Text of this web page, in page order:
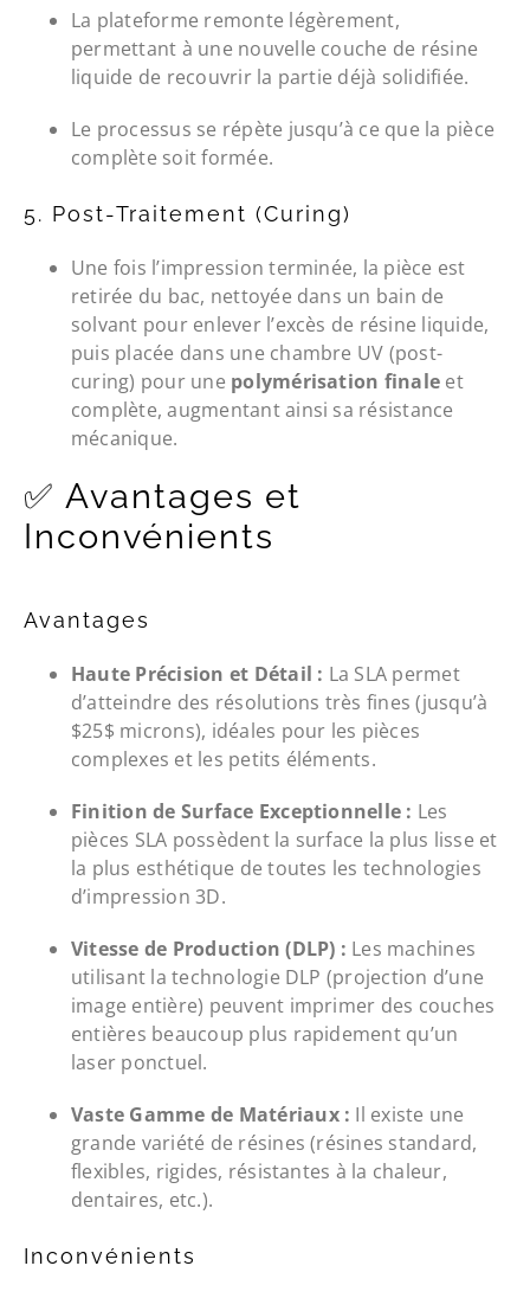
La plateforme remonte légèrement,
permettant à une nouvelle couche de résine
liquide de recouvrir la partie déjà solidifiée.
Le processus se répète jusqu’à ce que la pièce
complète soit formée.
5. Post-Traitement (Curing)
Une fois l’impression terminée, la pièce est
retirée du bac, nettoyée dans un bain de
solvant pour enlever l’excès de résine liquide,
puis placée dans une chambre UV (post-
curing) pour une polymérisation finale et
complète, augmentant ainsi sa résistance
mécanique.
✅ Avantages et
Inconvénients
Avantages
Haute Précision et Détail : La SLA permet
d’atteindre des résolutions très fines (jusqu’à
$25$ microns), idéales pour les pièces
complexes et les petits éléments.
Finition de Surface Exceptionnelle : Les
pièces SLA possèdent la surface la plus lisse et
la plus esthétique de toutes les technologies
d’impression 3D.
Vitesse de Production (DLP) : Les machines
utilisant la technologie DLP (projection d’une
image entière) peuvent imprimer des couches
entières beaucoup plus rapidement qu’un
laser ponctuel.
Vaste Gamme de Matériaux : Il existe une
grande variété de résines (résines standard,
flexibles, rigides, résistantes à la chaleur,
dentaires, etc.).
Inconvénients